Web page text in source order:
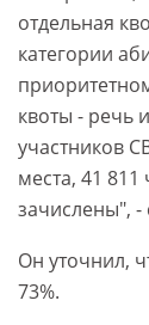
отдельная
категории
квоты - речь
участников
места, 41
зачислены", -
Он уточнил,
73%.